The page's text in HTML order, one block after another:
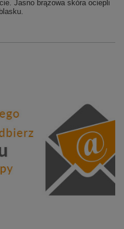
Jasno brązowa skóra ociepli